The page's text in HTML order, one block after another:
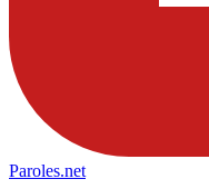
Paroles.net